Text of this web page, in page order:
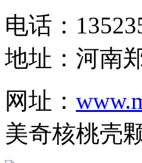
电话：
地址：河南
网址：
美奇核桃壳